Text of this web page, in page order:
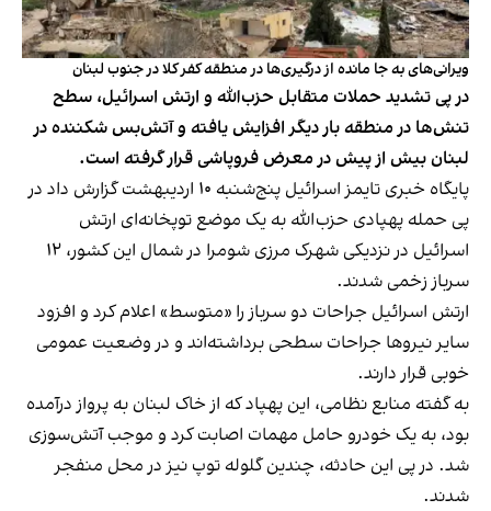
ویرانی‌های به جا مانده از درگیری‌ها در منطقه کفر کلا در جنوب لبنان
در پی تشدید حملات متقابل حزب‌الله و ارتش اسرائیل، سطح
تنش‌ها در منطقه بار دیگر افزایش یافته و آتش‌بس شکننده در
لبنان بیش از پیش در معرض فروپاشی قرار گرفته است.
پایگاه خبری تایمز اسرائیل پنج‌شنبه ۱۰ اردیبهشت گزارش داد در
پی حمله پهپادی حزب‌الله به یک موضع توپخانه‌ای ارتش
اسرائیل در نزدیکی شهرک مرزی شومرا در شمال این کشور، ۱۲
سرباز زخمی شدند.
ارتش اسرائیل جراحات دو سرباز را «متوسط» اعلام کرد و افزود
سایر نیروها جراحات سطحی برداشته‌اند و در وضعیت عمومی
خوبی قرار دارند.
به گفته منابع نظامی، این پهپاد که از خاک لبنان به پرواز درآمده
بود، به یک خودرو حامل مهمات اصابت کرد و موجب آتش‌سوزی
شد. در پی این حادثه، چندین گلوله توپ نیز در محل منفجر
شدند.